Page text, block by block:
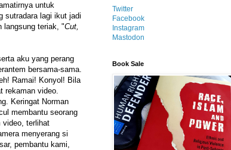
untuk
sutradara lagi ikut jadi
langsung teriak, "Cut,
aku yang perang
bersama-sama.
Ramai! Konyol! Bila
rekaman video.
Keringat Norman
membantu seorang
video, terlihat
menyerang si
pembantu kami,
Twitter
Facebook
Instagram
Mastodon
Book Sale